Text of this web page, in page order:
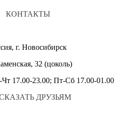
КОНТАКТЫ
г. Новосибирск
32 (цоколь)
17.00-23.00; Пт-Сб 17.00-01.00
ДРУЗЬЯМ